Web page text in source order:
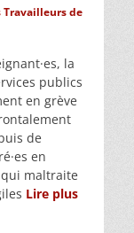
Travailleurs de
la
publics
en grève
de
en
maltraite
Lire plus